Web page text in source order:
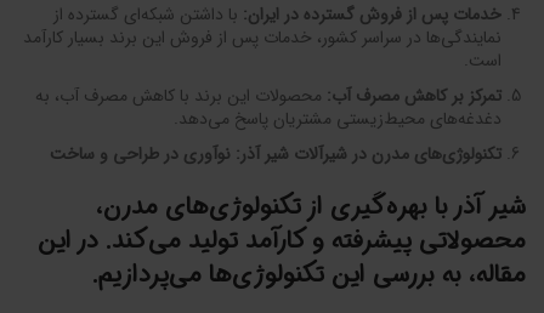
خدمات پس از فروش گسترده در ایران: با داشتن شبکه‌ای گسترده از
نمایندگی‌ها در سراسر کشور، خدمات پس از فروش این برند بسیار کارآمد
است.
تمرکز بر کاهش مصرف آب: محصولات این برند با کاهش مصرف آب، به
دغدغه‌های محیط‌زیستی مشتریان پاسخ می‌دهد.
تکنولوژی‌های مدرن در شیرآلات شیر آذر: نوآوری در طراحی و ساخت
شیر آذربا بهره‌گیری از تکنولوژی‌های مدرن،
محصولاتی پیشرفته و کارآمد تولید می‌کند. در این
مقاله، به بررسی این تکنولوژی‌ها می‌پردازیم.